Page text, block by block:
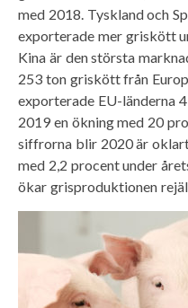
med 2018. Tyskland och
exporterade mer griskött
Kina är den största
253 ton griskött från
exporterade EU-länderna
2019 en ökning med 20
siffrorna blir 2020 är
med 2,2 procent under
ökar grisproduktionen